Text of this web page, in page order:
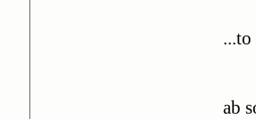
...to
ab